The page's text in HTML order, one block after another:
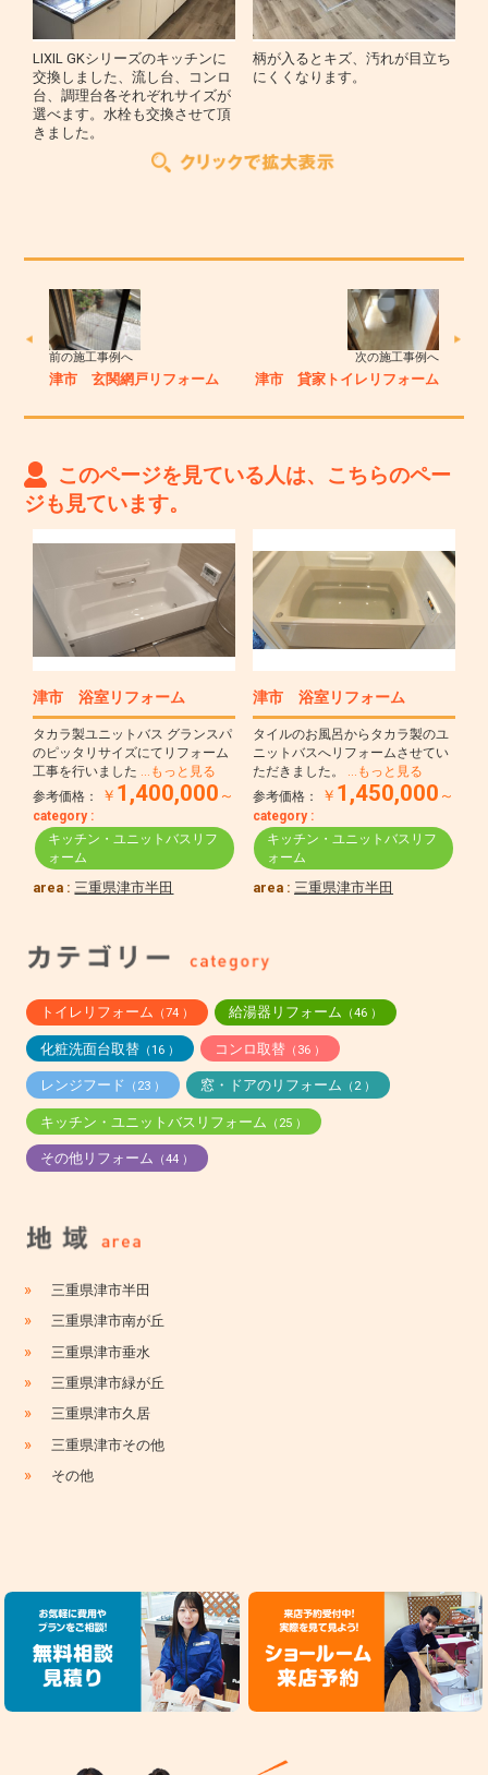
LIXIL GKシリーズのキッチンに
交換しました、流し台、コンロ
台、調理台各それぞれサイズが
選べます。水栓も交換させて頂
きました。
柄が入るとキズ、汚れが目立ち
にくくなります。
前の施工事例へ
津市 玄関網戸リフォーム
次の施工事例へ
津市 貸家トイレリフォーム
このページを見ている人は、こちらのペー
ジも見ています。
津市 浴室リフォーム
タカラ製ユニットバス グランスパ
のピッタリサイズにてリフォーム
工事を行いました …もっと見る
参考価格：
￥ 1,400,000 ～
category :
キッチン・ユニットバスリフ
ォーム
area : 三重県津市半田
津市 浴室リフォーム
タイルのお風呂からタカラ製のユ
ニットバスへリフォームさせてい
ただきました。 …もっと見る
参考価格：
￥ 1,450,000 ～
category :
キッチン・ユニットバスリフ
ォーム
area : 三重県津市半田
トイレリフォーム （74 ） 給湯器リフォーム （46 ）
化粧洗面台取替（16 ） コンロ取替 （36 ）
レンジフード （23 ） 窓・ドアのリフォーム （2 ）
キッチン・ユニットバスリフォーム （25 ）
その他リフォーム （44 ）
» 三重県津市半田
» 三重県津市南が丘
» 三重県津市垂水
» 三重県津市緑が丘
» 三重県津市久居
» 三重県津市その他
» その他